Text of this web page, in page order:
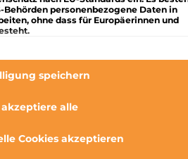
personenbezogene Daten in
ohne dass für Europäerinnen und
grundlegende Funktionen und sind
der Website erforderlich.
die uns Aufschluss darüber
speichern
alle
Cookies akzeptieren